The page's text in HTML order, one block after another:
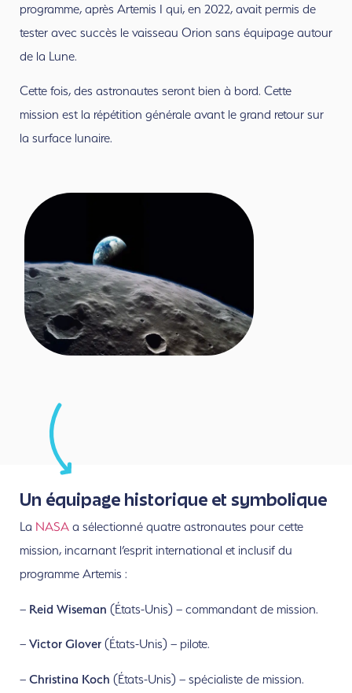
programme, après Artemis I qui, en 2022, avait permis de
tester avec succès le vaisseau Orion sans équipage autour
de la Lune.
Cette fois, des astronautes seront bien à bord. Cette
mission est la répétition générale avant le grand retour sur
la surface lunaire.
Un équipage historique et symbolique
La NASA a sélectionné quatre astronautes pour cette
mission, incarnant l’esprit international et inclusif du
programme Artemis :
– Reid Wiseman (États-Unis) – commandant de mission.
– Victor Glover (États-Unis) – pilote.
– Christina Koch (États-Unis) – spécialiste de mission.